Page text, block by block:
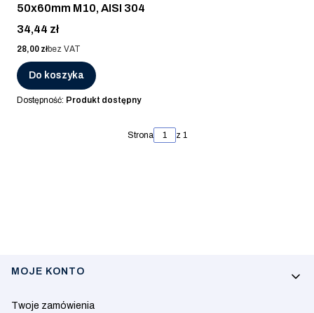
50x60mm M10, AISI 304
Cena
34,44 zł
Cena
28,00 złbez VAT
Do koszyka
Dostępność: Produkt dostępny
Strona z 1
Linki w stopce
MOJE KONTO
Twoje zamówienia